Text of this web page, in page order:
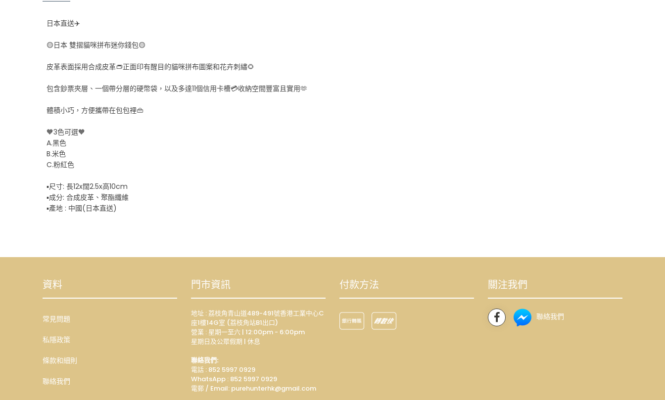
日本直送✈️
🟡日本 雙摺貓咪拼布迷你錢包🟡
皮革表面採用合成皮革👝正面印有醒目的貓咪拼布圖案和花卉刺繡🌻
包含鈔票夾層、一個帶分層的硬幣袋，以及多達11個信用卡槽💳收納空間豐富且實用🫶
體積小巧，方便攜帶在包包裡👜
🧡3色可選🧡
A.黑色
B.米色
C.粉紅色
▪️尺寸: 長12x闊2.5x高10cm
▪️成分: 合成皮革、聚酯纖維
▪️產地 : 中國(日本直送)
資料
常見問題
私隱政策
條款和細則
聯絡我們
門市資訊
地址 : 荔枝角青山道489-491號香港工業中心C
座1樓14G室 (荔枝角站B1出口)
營業 : 星期一至六 | 12:00pm - 6:00pm
星期日及公眾假期 | 休息
聯絡我們:
電話 : 852 5997 0929
WhatsApp : 852 5997 0929
電郵 / Email: purehunterhk@gmail.com
付款方法 關注我們
聯絡我們